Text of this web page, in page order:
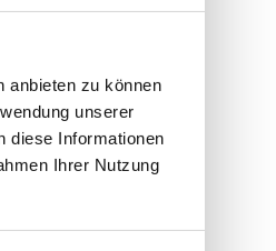
anbieten zu können
unserer
diese Informationen
Ihrer Nutzung